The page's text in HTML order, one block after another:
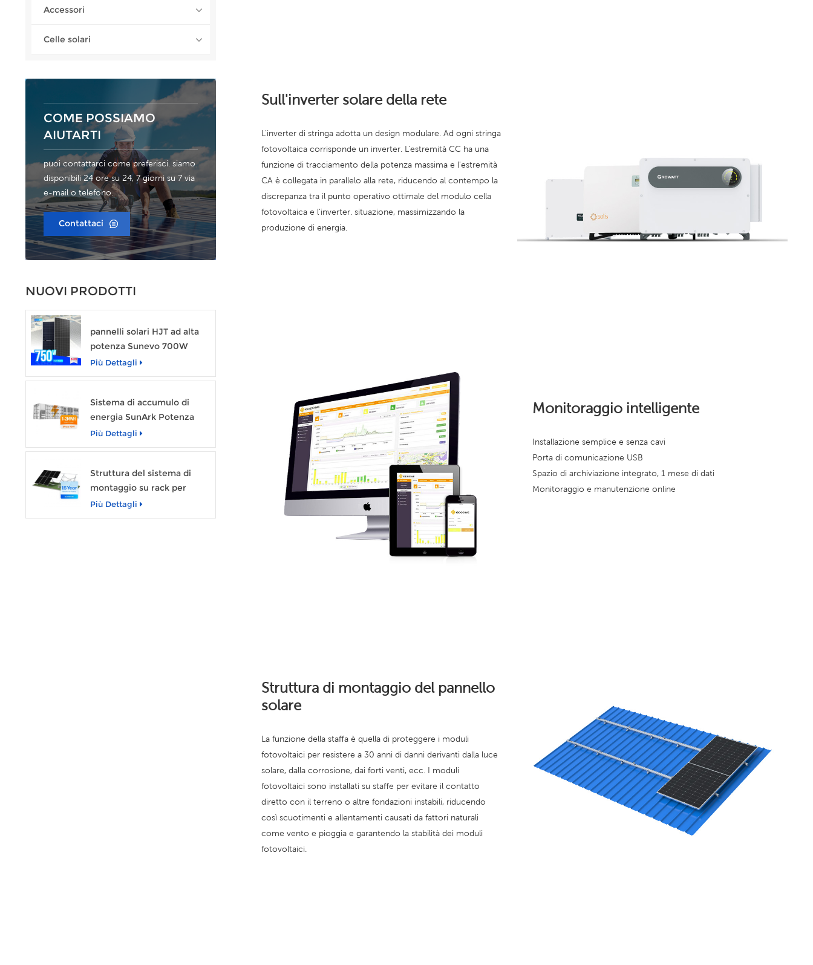
Accessori
Celle solari
COME POSSIAMO
AIUTARTI
puoi contattarci come preferisci. siamo
disponibili 24 ore su 24, 7 giorni su 7 via
e-mail o telefono.
Contattaci
NUOVI PRODOTTI
pannelli solari HJT ad alta
potenza Sunevo 700W
720W 750W Modulo di
potenza solare trasparente
Più Dettagli
Sistema di accumulo di
energia SunArk Potenza
nominale di 1 MW con
capacità di 2 MWh
Più Dettagli
Struttura del sistema di
montaggio su rack per
fondamenta in calcestruzzo
a terra del pannello solare
Più Dettagli
Sull'inverter solare della rete
L'inverter di stringa adotta un design modulare. Ad ogni stringa
fotovoltaica corrisponde un inverter. L'estremità CC ha una
funzione di tracciamento della potenza massima e l'estremità
CA è collegata in parallelo alla rete, riducendo al contempo la
discrepanza tra il punto operativo ottimale del modulo cella
fotovoltaica e l'inverter. situazione, massimizzando la
produzione di energia.
Monitoraggio intelligente
Installazione semplice e senza cavi
Porta di comunicazione USB
Spazio di archiviazione integrato, 1 mese di dati
Monitoraggio e manutenzione online
Struttura di montaggio del pannello
solare
La funzione della staffa è quella di proteggere i moduli
fotovoltaici per resistere a 30 anni di danni derivanti dalla luce
solare, dalla corrosione, dai forti venti, ecc. I moduli
fotovoltaici sono installati su staffe per evitare il contatto
diretto con il terreno o altre fondazioni instabili, riducendo
così scuotimenti e allentamenti causati da fattori naturali
come vento e pioggia e garantendo la stabilità dei moduli
fotovoltaici.